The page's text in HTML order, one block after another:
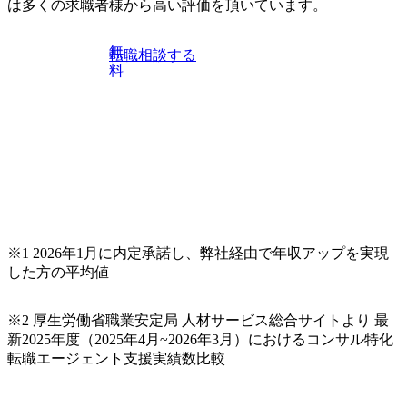
は多くの求職者様から高い評価を頂いています。
無
料
転職相談する
※1 2026年1月に内定承諾し、弊社経由で年収アップを実現
した方の平均値
※2 厚生労働省職業安定局 人材サービス総合サイトより 最
新2025年度（2025年4月~2026年3月）におけるコンサル特化
転職エージェント支援実績数比較